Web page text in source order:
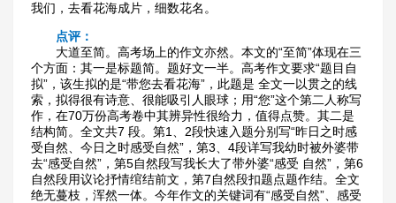
我们，去看花海成片，细数花名。
点评：
大道至简。高考场上的作文亦然。本文的“至简”体现在三
个方面：其一是标题简。题好文一半。高考作文要求“题目自
拟”，该生拟的是“带您去看花海”，此题是 全文一以贯之的线
索，拟得很有诗意、很能吸引人眼球；用“您”这个第二人称写
作，在70万份高考卷中其辨异性很给力，值得点赞。其二是
结构简。全文共7 段。第1、2段快速入题分别写“昨日之时感
受自然、今日之时感受自然”，第3、4段详写我幼时被外婆带
去“感受自然”，第5自然段写我长大了带外婆“感受 自然”，第6
自然段用议论抒情绾结前文，第7自然段扣题点题作结。全文
绝无蔓枝，浑然一体。今年作文的关键词有“感受自然”、感受